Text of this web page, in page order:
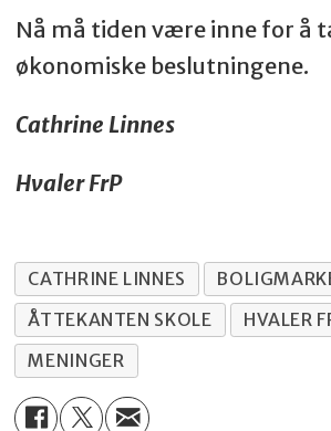
Nå må tiden være inne for å
økonomiske beslutningene.
Cathrine Linnes
Hvaler FrP
CATHRINE LINNES
ÅTTEKANTEN SKOLE
HVALER
MENINGER